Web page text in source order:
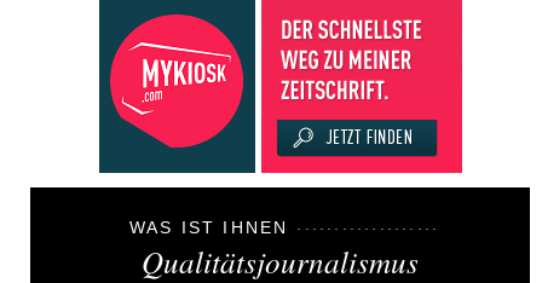
WAS IST IHNEN
Qualitätsjournalismus